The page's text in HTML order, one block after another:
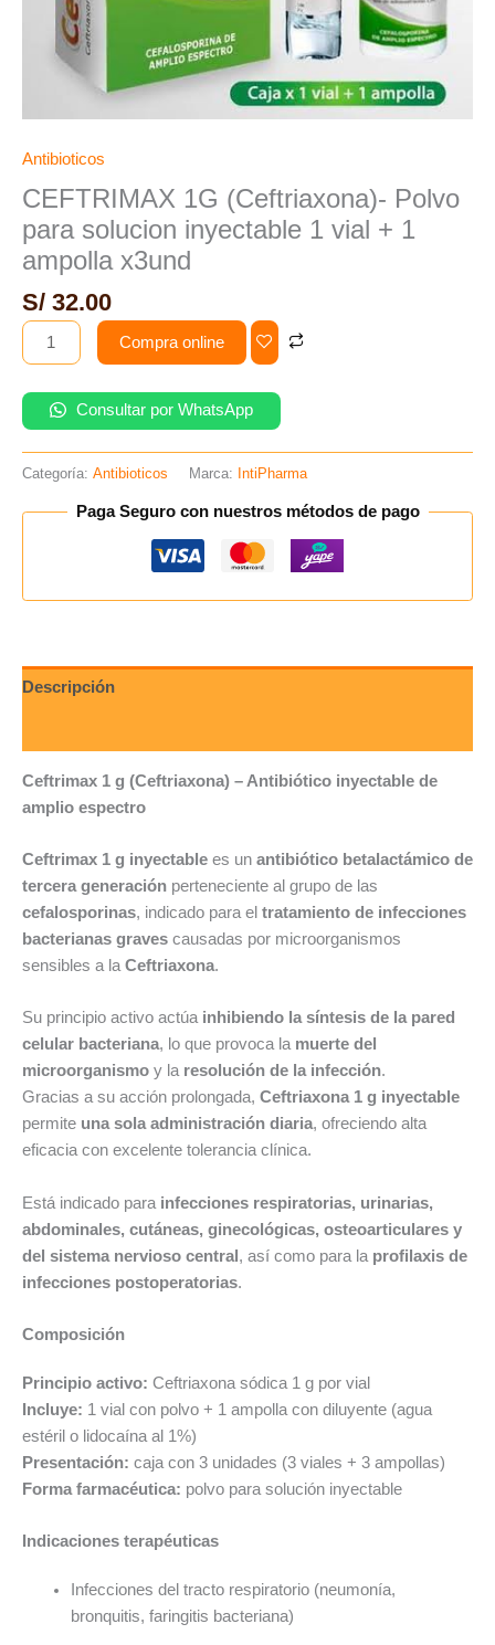
Antibioticos
CEFTRIMAX 1G (Ceftriaxona)- Polvo
para solucion inyectable 1 vial + 1
ampolla x3und
S/ 32.00
ampolla
x3und
cantidad
Compra online
Consultar por WhatsApp
Categoría: Antibioticos Marca: IntiPharma
Paga Seguro con nuestros métodos de pago
Descripción
Ceftrimax 1 g (Ceftriaxona) – Antibiótico inyectable de
amplio espectro
Ceftrimax 1 g inyectable es un antibiótico betalactámico de
tercera generación perteneciente al grupo de las
cefalosporinas, indicado para el tratamiento de infecciones
bacterianas graves causadas por microorganismos
sensibles a la Ceftriaxona.
Su principio activo actúa inhibiendo la síntesis de la pared
celular bacteriana, lo que provoca la muerte del
microorganismo y la resolución de la infección.
Gracias a su acción prolongada, Ceftriaxona 1 g inyectable
permite una sola administración diaria, ofreciendo alta
eficacia con excelente tolerancia clínica.
Está indicado para infecciones respiratorias, urinarias,
abdominales, cutáneas, ginecológicas, osteoarticulares y
del sistema nervioso central, así como para la profilaxis de
infecciones postoperatorias.
Composición
Principio activo: Ceftriaxona sódica 1 g por vial
Incluye: 1 vial con polvo + 1 ampolla con diluyente (agua
estéril o lidocaína al 1%)
Presentación: caja con 3 unidades (3 viales + 3 ampollas)
Forma farmacéutica: polvo para solución inyectable
Indicaciones terapéuticas
Infecciones del tracto respiratorio (neumonía,
bronquitis, faringitis bacteriana)